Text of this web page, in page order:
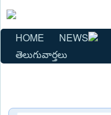
HOME NEWS
తెలుగువార్తలు